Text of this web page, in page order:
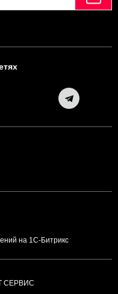
на 1С-Битрикс
СЕРВИС